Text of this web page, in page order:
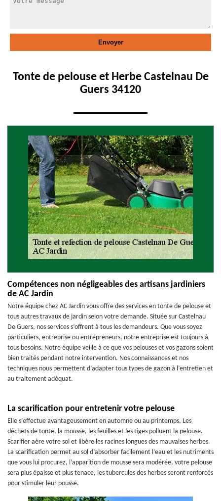
Tonte de pelouse et Herbe Castelnau De
Guers 34120
Compétences non négligeables des artisans jardiniers
de AC Jardin
Notre équipe chez AC Jardin vous offre des services en tonte de pelouse et
tous autres travaux de jardin selon votre demande. Située sur Castelnau
De Guers, nos services s’offrent à tous les demandeurs. Que vous soyez
particuliers, entreprise ou entrepreneurs, notre entreprise est toujours à
tous besoins. Notre équipe veille à ce que vos pelouses et vos gazons soient
bien traités pendant notre intervention. Nos connaissances et nos
techniques nous permettent d’adapter tous types de gazon à l’entretien et
au traitement adéquat.
La scarification pour entretenir votre pelouse
Elle s’effectue avantageusement en automne ou au printemps. Les
déchets de tonte, la mousse, les feuilles et les tiges polluent la pelouse.
Scarifier aère votre sol et libère les racines longues des mauvaises herbes.
La scarification permet au sol d’absorber facilement l’eau et les nutriments
que vous lui procurez, l’apparition de mousse sera modérée, votre pelouse
sera plus épaisse et plus tenace, les tubercules des herbes seront renforcés
pour stimuler leur pousse.